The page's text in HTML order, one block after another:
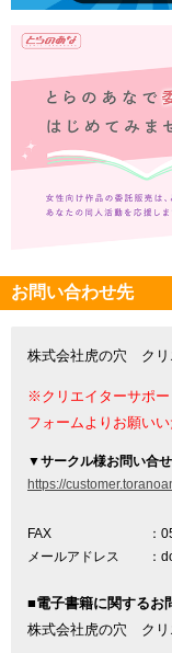
お問い合わせ先
株式会社虎の穴 クリ
※クリエイターサポ
フォームよりお願いい
▼サークル様お問い合
https://
FAX
：
メールアドレス
：
■電子書籍に関するお
株式会社虎の穴 ク